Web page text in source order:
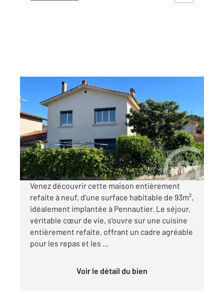
PENNAUTIER 11
107,93 m2, 4 pièces
Ref : 29476
Maison à vendre
175 000 €
Visiter le site dédié
Venez découvrir cette maison entièrement
refaite à neuf, d'une surface habitable de 93m²,
idéalement implantée à Pennautier. Le séjour,
véritable cœur de vie, s'ouvre sur une cuisine
entièrement refaite, offrant un cadre agréable
pour les repas et les ...
Voir le détail du bien